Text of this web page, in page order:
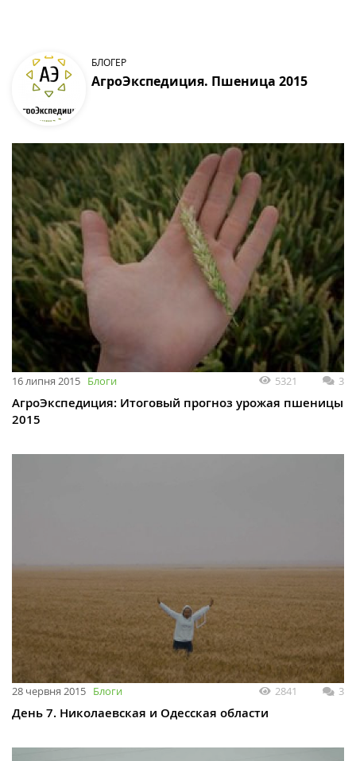
БЛОГЕР
АгроЭкспедиция. Пшеница 2015
16 липня 2015 Блоги 5321 3
АгроЭкспедиция: Итоговый прогноз урожая пшеницы
2015
28 червня 2015 Блоги 2841 3
День 7. Николаевская и Одесская области